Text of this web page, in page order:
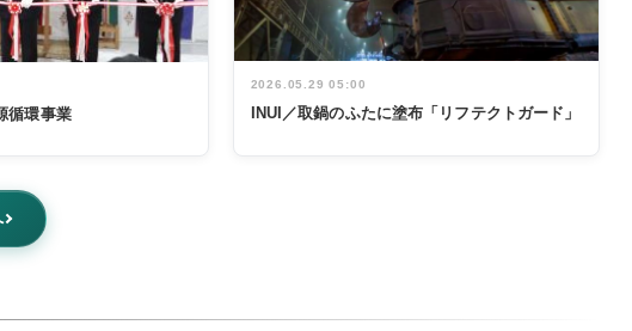
循環事業
2026.05.29 05:00
INUI／取鍋のふたに塗布「リフテクトガード」